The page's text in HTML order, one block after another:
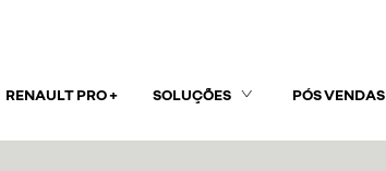
RENAULT PRO + SOLUÇÕES PÓS VENDAS